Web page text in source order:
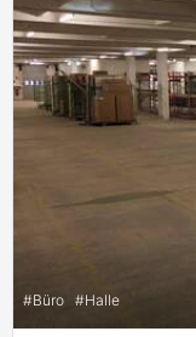
#Büro #Halle